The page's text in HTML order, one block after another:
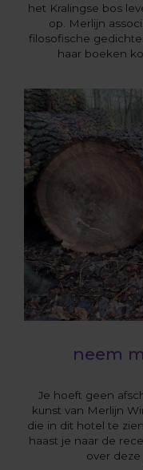
het Kralingse bos
op. Merlijn
filosofische
haar boeken
neem
Je hoeft geen
kunst van Merlijn
die in dit hotel te
haast je naar de
over